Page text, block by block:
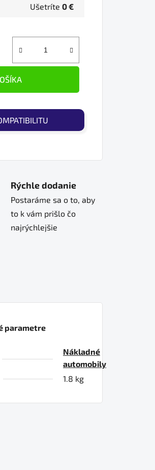
Ušetríte 0 €
Rýchle dodanie
Postaráme sa o to, aby
to k vám prišlo čo
najrýchlejšie
parametre
Nákladné
automobily
1.8 kg